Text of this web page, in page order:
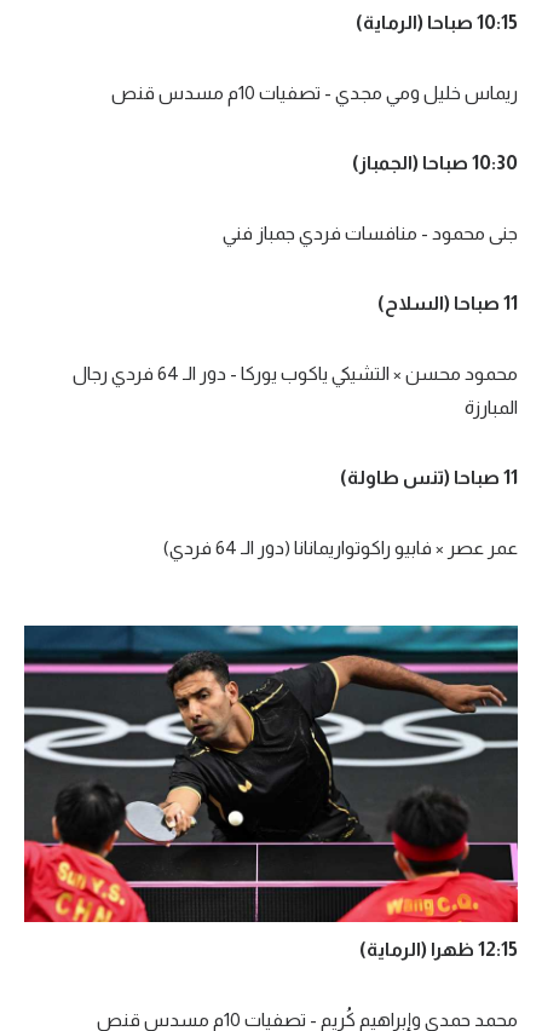
في المونديال
رياضة نسائية
ركن الألعاب
أقسام خاصة
تقرير في الجول
تحليل في الجول
كويز في الجول
فيديو في الجول
10:15 صباحا (الرماية)
ريماس خليل ومي مجدي - تصفيات 10م مسدس قنص
10:30 صباحا (الجمباز)
جنى محمود - منافسات فردي جمباز فني
11 صباحا (السلاح)
محمود محسن × التشيكي ياكوب يوركا - دور الـ 64 فردي رجال
المبارزة
11 صباحا (تنس طاولة)
عمر عصر × فابيو راكوتواريمانانا (دور الـ 64 فردي)
12:15 ظهرا (الرماية)
محمد حمدي وإبراهيم كُريم - تصفيات 10م مسدس قنص